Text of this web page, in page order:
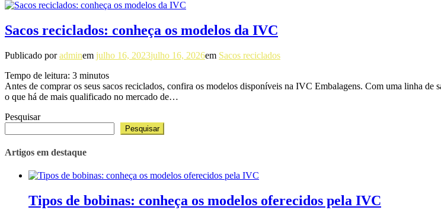
Sacos reciclados: conheça os modelos da IVC
Publicado poradminem julho 16, 2023julho 16, 2026em Sacos reciclados
Tempo de leitura: 3 minutos
Antes de comprar os seus sacos reciclados, confira os modelos disponíveis na IVC Embalagens. Com uma linha
o que há de mais qualificado no mercado de…
Pesquisar
Pesquisar
Artigos em destaque
Tipos de bobinas: conheça os modelos oferecidos pela IVC